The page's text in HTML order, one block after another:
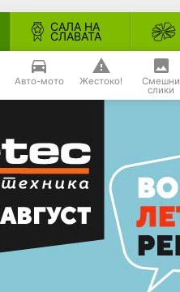
САЛА НА
СЛАВАТА
Авто-мото Жестоко! Смешни
слики